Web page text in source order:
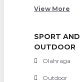
View More
SPORT AND
OUTDOOR
Olahraga
Outdoor